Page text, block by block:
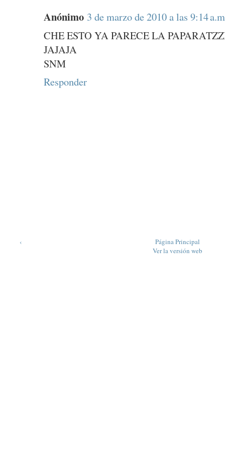
Anónimo 3 de marzo de 2010 a las 9:14
CHE ESTO YA PARECE LA
JAJAJA
SNM
Responder
‹
Página Principal
Ver la versión web